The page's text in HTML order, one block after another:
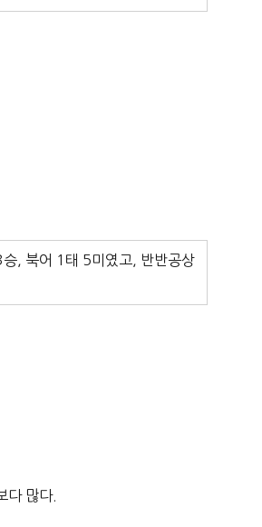
, 북어 1태 5미였고, 반반공상
다 많다.